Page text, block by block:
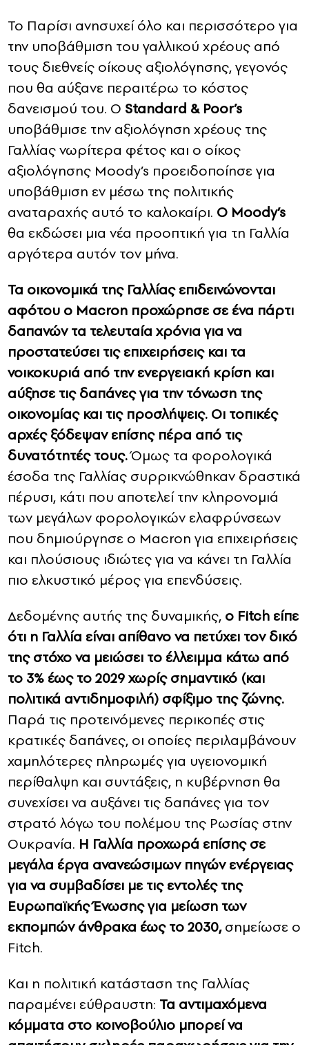
Το Παρίσι ανησυχεί όλο και περισσότερο για
την υποβάθμιση του γαλλικού χρέους από
τους διεθνείς οίκους αξιολόγησης, γεγονός
που θα αύξανε περαιτέρω το κόστος
δανεισμού του. Ο Standard & Poor’s
υποβάθμισε την αξιολόγηση χρέους της
Γαλλίας νωρίτερα φέτος και ο οίκος
αξιολόγησης Moody’s προειδοποίησε για
υποβάθμιση εν μέσω της πολιτικής
αναταραχής αυτό το καλοκαίρι. Ο Moody’s
θα εκδώσει μια νέα προοπτική για τη Γαλλία
αργότερα αυτόν τον μήνα.
Τα οικονομικά της Γαλλίας επιδεινώνονται
αφότου ο Macron προχώρησε σε ένα πάρτι
δαπανών τα τελευταία χρόνια για να
προστατεύσει τις επιχειρήσεις και τα
νοικοκυριά από την ενεργειακή κρίση και
αύξησε τις δαπάνες για την τόνωση της
οικονομίας και τις προσλήψεις. Οι τοπικές
αρχές ξόδεψαν επίσης πέρα ​​από τις
δυνατότητές τους.Όμως τα φορολογικά
έσοδα της Γαλλίας συρρικνώθηκαν δραστικά
πέρυσι, κάτι που αποτελεί την κληρονομιά
των μεγάλων φορολογικών ελαφρύνσεων
που δημιούργησε ο Macron για επιχειρήσεις
και πλούσιους ιδιώτες για να κάνει τη Γαλλία
πιο ελκυστικό μέρος για επενδύσεις.
Δεδομένης αυτής της δυναμικής, ο Fitch είπε
ότι η Γαλλία είναι απίθανο να πετύχει τον δικό
της στόχο να μειώσει το έλλειμμα κάτω από
το 3% έως το 2029 χωρίς σημαντικό (και
πολιτικά αντιδημοφιλή) σφίξιμο της ζώνης.
Παρά τις προτεινόμενες περικοπές στις
κρατικές δαπάνες, οι οποίες περιλαμβάνουν
χαμηλότερες πληρωμές για υγειονομική
περίθαλψη και συντάξεις, η κυβέρνηση θα
συνεχίσει να αυξάνει τις δαπάνες για τον
στρατό λόγω του πολέμου της Ρωσίας στην
Ουκρανία. Η Γαλλία προχωρά επίσης σε
μεγάλα έργα ανανεώσιμων πηγών ενέργειας
για να συμβαδίσει με τις εντολές της
Ευρωπαϊκής Ένωσης για μείωση των
εκπομπών άνθρακα έως το 2030,σημείωσε ο
Fitch.
Και η πολιτική κατάσταση της Γαλλίας
παραμένει εύθραυστη: Τα αντιμαχόμενα
κόμματα στο κοινοβούλιο μπορεί να